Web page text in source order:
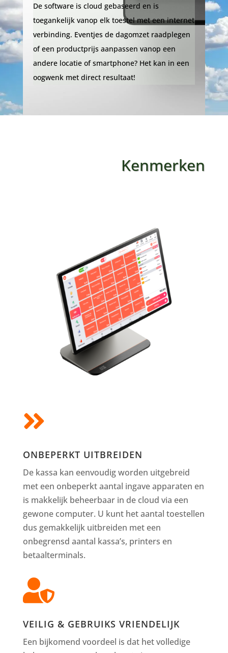
De software is cloud gebaseerd en is
toegankelijk vanop elk toestel met een internet
verbinding. Eventjes de dagomzet raadplegen
of een productprijs aanpassen vanop een
andere locatie of smartphone? Het kan in een
oogwenk met direct resultaat!
Kenmerken

ONBEPERKT UITBREIDEN
De kassa kan eenvoudig worden uitgebreid
met een onbeperkt aantal ingave apparaten en
is makkelijk beheerbaar in de cloud via een
gewone computer. U kunt het aantal toestellen
dus gemakkelijk uitbreiden met een
onbegrensd aantal kassa’s, printers en
betaalterminals.

VEILIG & GEBRUIKS VRIENDELIJK
Een bijkomend voordeel is dat het volledige